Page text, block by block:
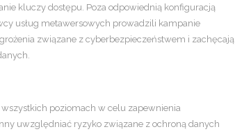
kluczy dostępu. Poza odpowiednią konfiguracją
usług metawersowych prowadzili kampanie
związane z cyberbezpieczeństwem i zachęcają
poziomach w celu zapewnienia
uwzględniać ryzyko związane z ochroną danych